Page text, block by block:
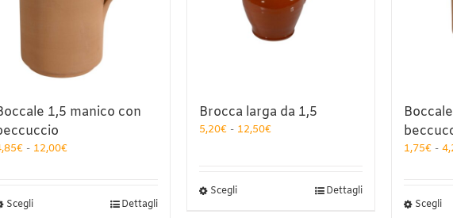
1,5 manico con
€ - 12,00€Fascia
ScegliQuesto
Dettagli
Brocca larga da 1,5
5,20€ - 12,50€
ScegliQuesto
Dettagli
1,75€ -
Scegli